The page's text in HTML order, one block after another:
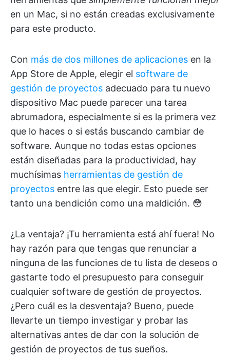
en un Mac, si no están creadas exclusivamente
para este producto.
Con más de dos millones de aplicaciones en la
App Store de Apple, elegir el software de
gestión de proyectos adecuado para tu nuevo
dispositivo Mac puede parecer una tarea
abrumadora, especialmente si es la primera vez
que lo haces o si estás buscando cambiar de
software. Aunque no todas estas opciones
están diseñadas para la productividad, hay
muchísimas herramientas de gestión de
proyectos entre las que elegir. Esto puede ser
tanto una bendición como una maldición. 😳
¿La ventaja? ¡Tu herramienta está ahí fuera! No
hay razón para que tengas que renunciar a
ninguna de las funciones de tu lista de deseos o
gastarte todo el presupuesto para conseguir
cualquier software de gestión de proyectos.
¿Pero cuál es la desventaja? Bueno, puede
llevarte un tiempo investigar y probar las
alternativas antes de dar con la solución de
gestión de proyectos de tus sueños.